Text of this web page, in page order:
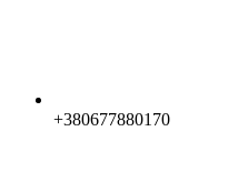
+380677880170